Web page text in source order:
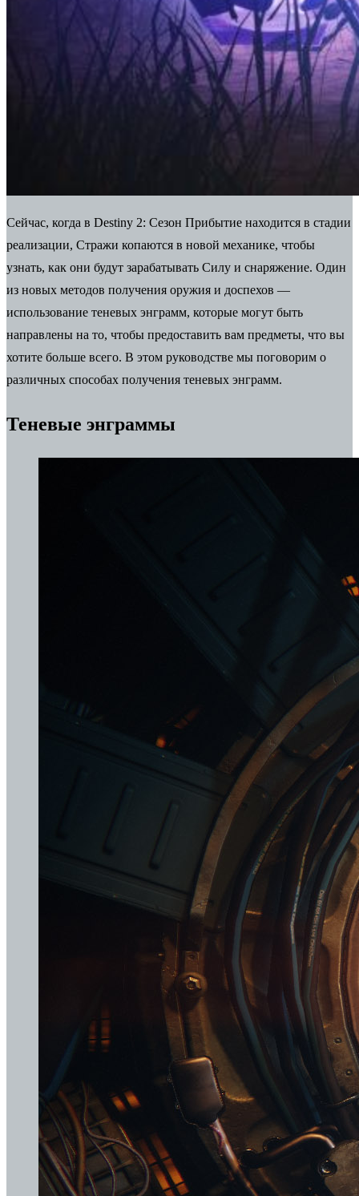
Сейчас, когда в Destiny 2: Сезон Прибытие находится в стадии
реализации, Стражи копаются в новой механике, чтобы
узнать, как они будут зарабатывать Силу и снаряжение. Один
из новых методов получения оружия и доспехов —
использование теневых энграмм, которые могут быть
направлены на то, чтобы предоставить вам предметы, что вы
хотите больше всего. В этом руководстве мы поговорим о
различных способах получения теневых энграмм.
Теневые энграммы